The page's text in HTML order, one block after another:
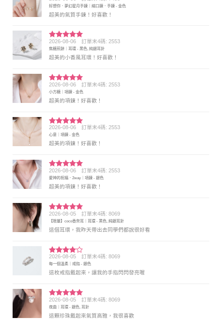
評分5 滿
分 5
好想你．夢幻星月手鍊｜縮口鍊．手鍊 - 金色
超美的氣質手鍊！好喜歡！
評分5 滿
分 5
2026-08-06 訂單末4碼: 2553
焦糖煎餅｜耳環 - 黑色, 純銀耳針
超美的小香風耳環！好喜歡！
評分5 滿
分 5
2026-08-06 訂單末4碼: 2553
小方糖｜項鍊 - 金色
超美的項鍊！好喜歡！
評分5 滿
分 5
2026-08-06 訂單末4碼: 2553
心意｜項鍊 - 金色
超美的項鍊！好喜歡！
評分5 滿
分 5
2026-08-06 訂單末4碼: 2553
愛神的祝福．2way｜項鍊 - 銀色
超美的項鍊！好喜歡！
評分5 滿
分 5
2026-08-05 訂單末4碼: 8069
【限量】coco香奈耳｜耳環 - 黑色, 純銀耳針
這個耳環，我昨天帶出去同學們都說很好看
評分4
滿分 5
2026-08-05 訂單末4碼: 8069
每一個溫柔｜戒指 - 銀色
這枚戒指戴起來，讓我的手指閃閃發亮喔
評分5 滿
分 5
2026-08-05 訂單末4碼: 8069
夜曲｜耳環 - 銀色, 耳針
這顆珍珠戴起來氣質高雅，我很喜歡